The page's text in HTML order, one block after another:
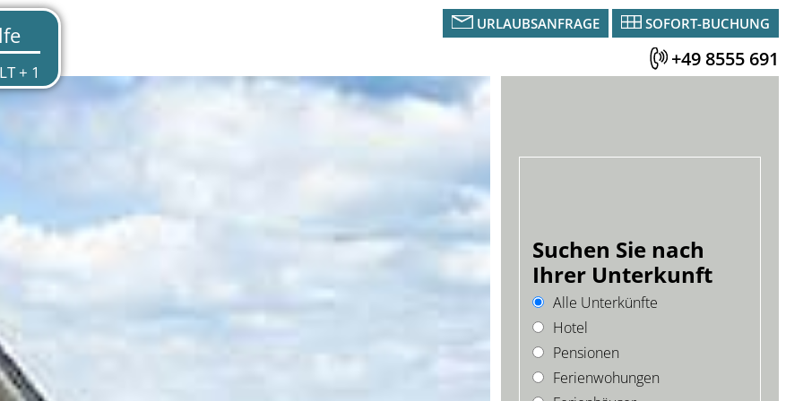
URLAUBSANFRAGE SOFORT-BUCHUNG
+49 8555 691
Suchen Sie nach
Ihrer Unterkunft
Alle Unterkünfte
Hotel
Pensionen
Ferienwohungen